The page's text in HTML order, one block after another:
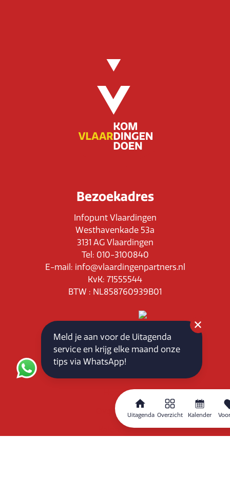
Uitagenda Overzicht Kalender
Bezoekadres
Infopunt Vlaardingen
Westhavenkade 53a
3131 AG Vlaardingen
Tel: 010-3100840
E-mail: info@vlaardingenpartners.nl
KvK: 71555544
BTW : NL858760939B01
Routeplanner
Home
Overzicht
Kalender
Meld je aan voor de Uitagenda
service en krijg elke maand onze
tips via WhatsApp!